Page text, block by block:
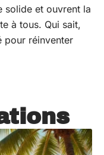
solide et ouvrent la
à tous. Qui sait,
pour réinventer